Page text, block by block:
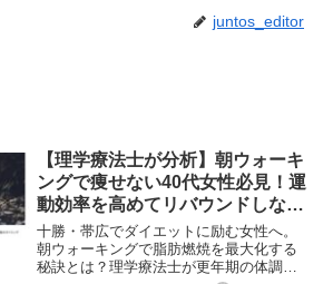
juntos_editor
【理学療法士が分析】朝ウォーキ
ングで痩せない40代女性必見！運
動効率を高めてリバウンドしない
体へ
十勝・帯広でダイエットに励む女性へ。
朝ウォーキングで脂肪燃焼を最大化する
秘訣とは？理学療法士が更年期の体調管